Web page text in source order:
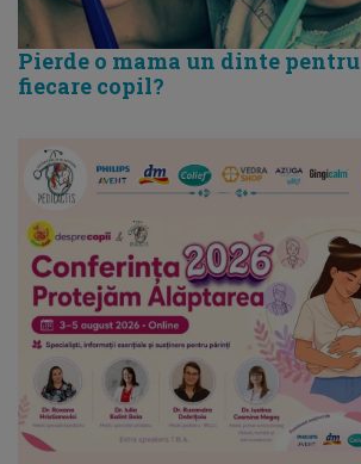
Pierde o mama un dinte pentru
fiecare copil?